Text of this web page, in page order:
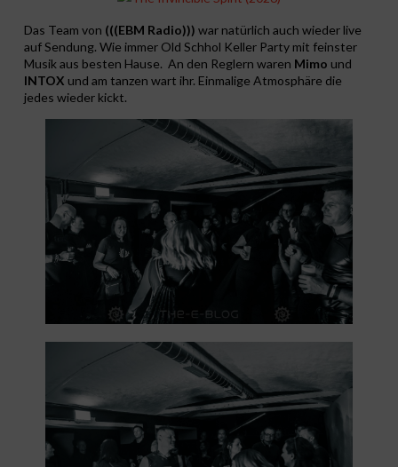
Das Team von (((EBM Radio))) war natürlich auch wieder live
auf Sendung. Wie immer Old Schhol Keller Party mit feinster
Musik aus besten Hause. An den Reglern waren Mimo und
INTOX und am tanzen wart ihr. Einmalige Atmosphäre die
jedes wieder kickt.